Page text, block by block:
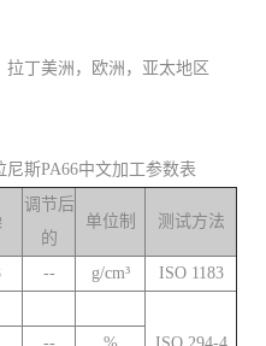
丁美洲，欧洲，亚太地区
尼斯PA66中文加工参数表
调节后
的
单位制 测试方法
-- g/cm³
ISO 1183